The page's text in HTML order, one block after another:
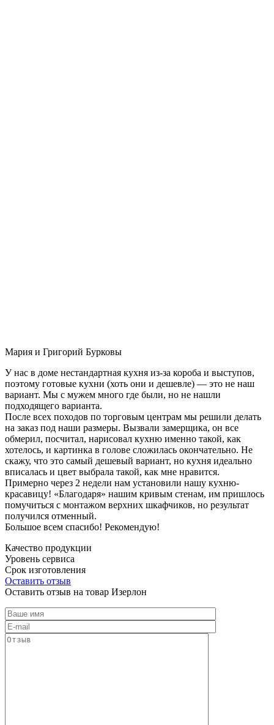
Мария и Григорий Бурковы
У нас в доме нестандартная кухня из-за короба и выступов,
поэтому готовые кухни (хоть они и дешевле) — это не наш
вариант. Мы с мужем много где были, но не нашли
подходящего варианта.
После всех походов по торговым центрам мы решили делать
на заказ под наши размеры. Вызвали замерщика, он все
обмерил, посчитал, нарисовал кухню именно такой, как
хотелось, и картинка в голове сложилась окончательно. Не
скажу, что это самый дешевый вариант, но кухня идеально
вписалась и цвет выбрала такой, как мне нравится.
Примерно через 2 недели нам установили нашу кухню-
красавицу! «Благодаря» нашим кривым стенам, им пришлось
помучиться с монтажом верхних шкафчиков, но результат
получился отменный.
Большое всем спасибо! Рекомендую!
Качество продукции
Уровень сервиса
Срок изготовления
Оставить отзыв
Оставить отзыв на товар Изерлон